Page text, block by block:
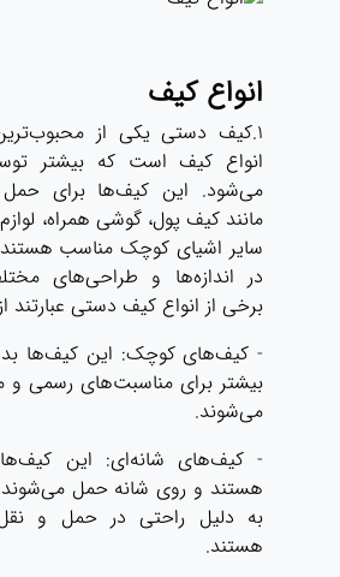
انواع کیف
1.کیف دستی یکی از محبوب‌ترین
انواع کیف است که بیشتر
می‌شود. این کیف‌ها برای
مانند کیف پول، گوشی همراه،
سایر اشیای کوچک مناسب
در اندازه‌ها و طراحی‌های
برخی از انواع کیف دستی عبارتند
- کیف‌های کوچک: این کیف‌ها
بیشتر برای مناسبت‌های رسمی و
می‌شوند.
- کیف‌های شانه‌ای: این کیف‌ها
هستند و روی شانه حمل
به دلیل راحتی در حمل و
هستند.